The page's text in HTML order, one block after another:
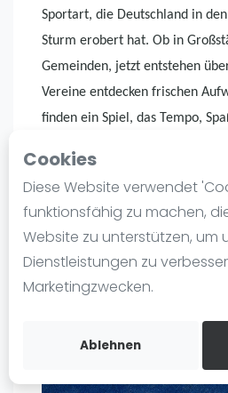
Cookies
Diese Website verwendet
funktionsfähig zu machen,
Website zu unterstützen, um
Dienstleistungen zu
Marketingzwecken.
Ablehnen
Ranking
Männer
Frauen
FIP Männer
FIP Frauen
Blog
Die Geschichte von Padel
Regeln und Punktzählung
Padel Schläge
Video
Sportart, die Deutschland in
Sturm erobert hat. Ob in
Gemeinden, jetzt entstehen
Vereine entdecken frischen
finden ein Spiel, das Tempo,
sozial. Genau die Mischung,
Deutschland suchen. Doch was
unwiderstehlich und warum